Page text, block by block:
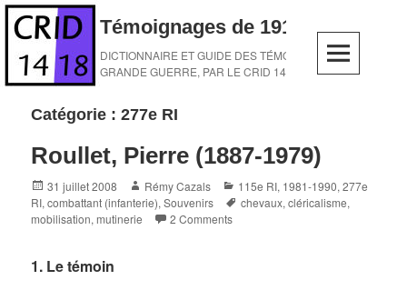
Skip
content
Témoignages de 1914-1918
DICTIONNAIRE ET GUIDE DES TÉMOINS DE LA
GRANDE GUERRE, PAR LE CRID 14-18
Catégorie :277e RI
Roullet, Pierre (1887-1979)
Posted
on
31 juillet 2008 Author
Rémy Cazals Categories
115e RI, 1981-1990,277e
RI,combattant (infanterie),Souvenirs Tags
chevaux,cléricalisme,
mobilisation,mutinerie 2 Comments
1. Le témoin